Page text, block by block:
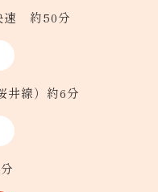
約50分
線） 約6分